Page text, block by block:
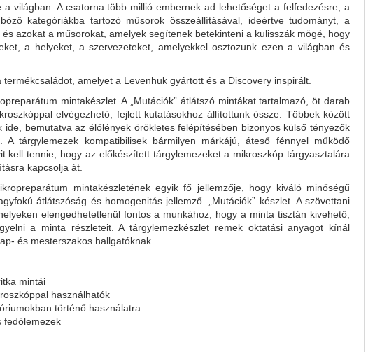
világban. A csatorna több millió embernek ad lehetőséget a felfedezésre, a
kategóriákba tartozó műsorok összeállításával, ideértve tudományt, a
azokat a műsorokat, amelyek segítenek betekinteni a kulisszák mögé, hogy
a helyeket, a szervezeteket, amelyekkel osztozunk ezen a világban és
amelyet a Levenhuk gyártott és a Discovery inspirált.
mintakészlet. A „Mutációk” átlátszó mintákat tartalmazó, öt darab
elvégezhető, fejlett kutatásokhoz állítottunk össze. Többek között
bemutatva az élőlények örökletes felépítésében bizonyos külső tényezők
A tárgylemezek kompatibilisek bármilyen márkájú, áteső fénnyel működő
kell tennie, hogy az előkészített tárgylemezeket a mikroszkóp tárgyasztalára
kapcsolja át.
mintakészletének egyik fő jellemzője, hogy kiváló minőségű
átlátszóság és homogenitás jellemző. „Mutációk” készlet. A szövettani
elengedhetetlenül fontos a munkához, hogy a minta tisztán kivehető,
a minta részleteit. A tárgylemezkészlet remek oktatási anyagot kínál
és mesterszakos hallgatóknak.
mintái
használhatók
történő használatra
fedőlemezek